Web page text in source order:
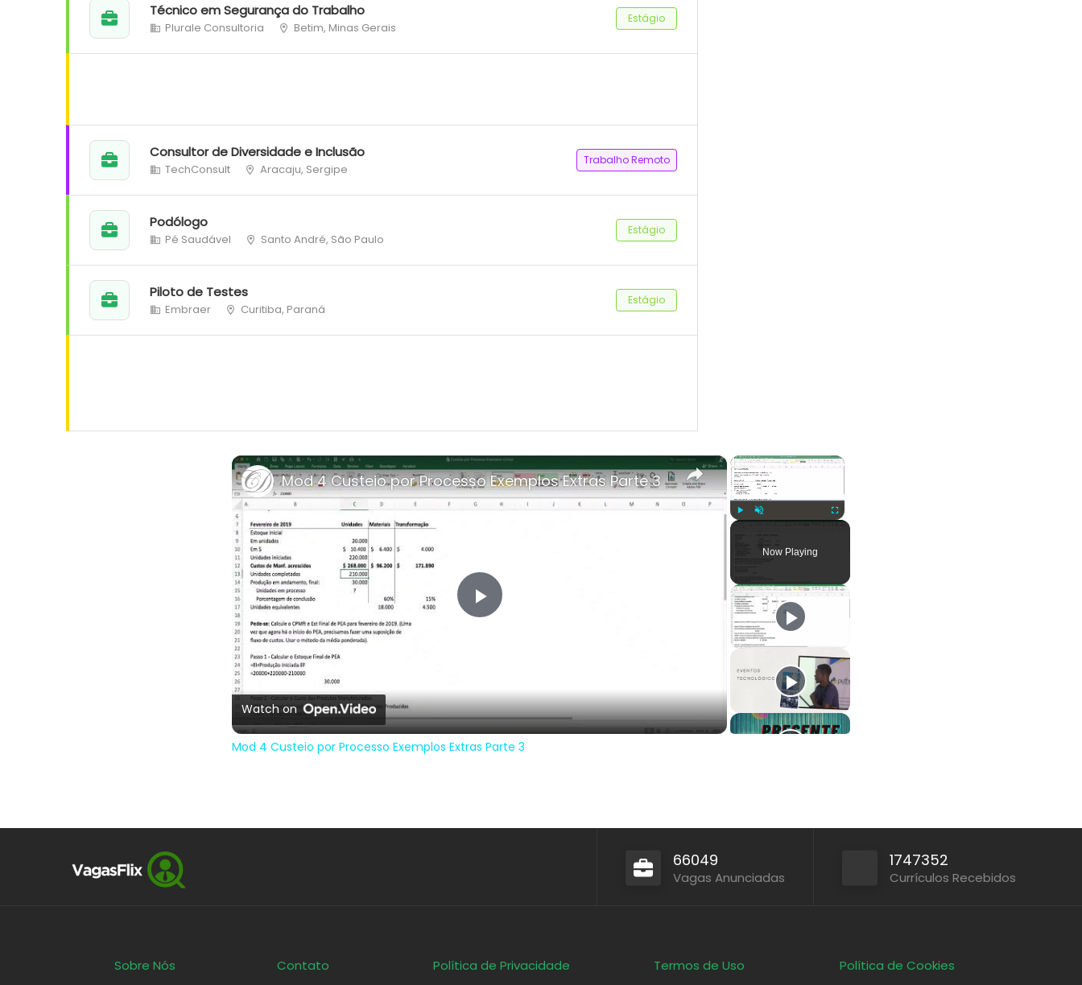
Técnico em Segurança do Trabalho
Plurale Consultoria Betim, Minas Gerais
Estágio
Consultor de Diversidade e Inclusão
TechConsult Aracaju, Sergipe
Trabalho Remoto
Podólogo
Pé Saudável Santo André, São Paulo
Estágio
Piloto de Testes
Embraer Curitiba, Paraná
Estágio
×
Fullscreen
Now Playing
×
Play
Mod 4 Custeio por Processo Exemplos Extras Parte 3
Watch on
Mod 4 Custeio por Processo Exemplos Extras Parte 3
66049
Vagas Anunciadas
1747352
Currículos Recebidos
Sobre Nós Contato Política de Privacidade Termos de Uso Política de Cookies